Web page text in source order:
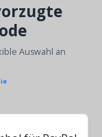
Auswahl an